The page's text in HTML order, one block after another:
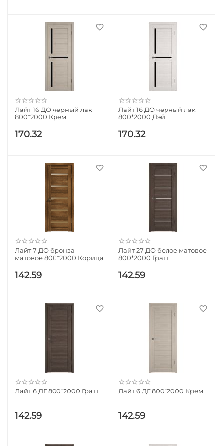
Лайт 16 ДО черный лак
800*2000 Крем
170.32
Лайт 16 ДО черный лак
800*2000 Дэй
170.32
Лайт 7 ДО бронза
матовое 800*2000 Корица
142.59
Лайт 27 ДО белое матовое
800*2000 Гратт
142.59
Лайт 6 ДГ 800*2000 Гратт
142.59
Лайт 6 ДГ 800*2000 Крем
142.59